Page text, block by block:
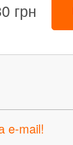
грн
e-mail!